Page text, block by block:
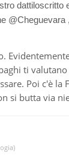
dattiloscritto
ti
Poi c'è
si butta via